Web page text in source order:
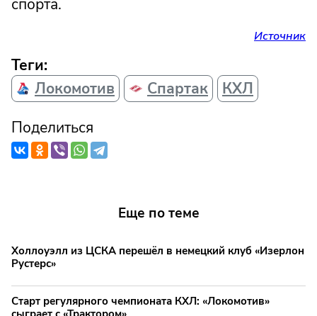
Источник
Теги:
Локомотив
Спартак
КХЛ
Поделиться
Еще по теме
Холлоуэлл из ЦСКА перешёл в немецкий клуб «Изерлон
Рустерс»
Старт регулярного чемпионата КХЛ: «Локомотив»